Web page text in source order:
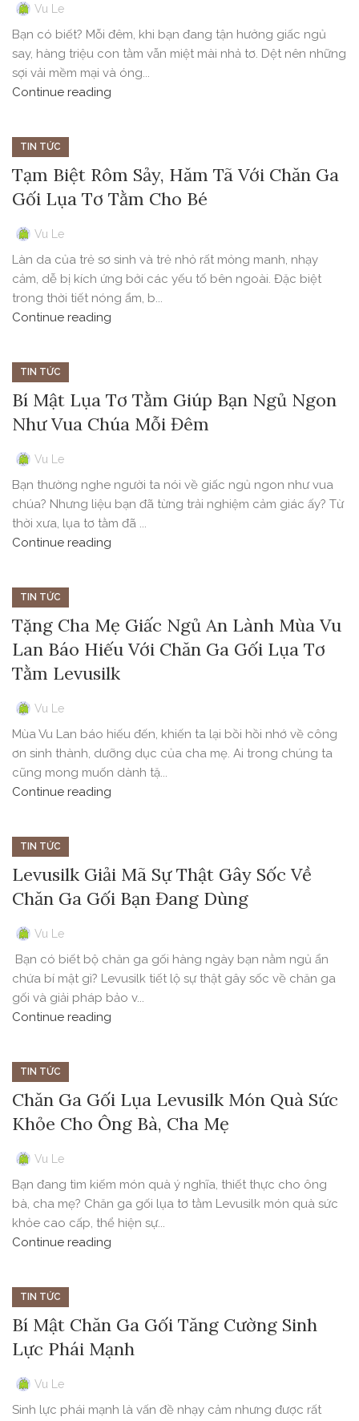
Vu Le
Bạn có biết? Mỗi đêm, khi bạn đang tận hưởng giấc ngủ
say, hàng triệu con tằm vẫn miệt mài nhả tơ. Dệt nên những
sợi vải mềm mại và óng...
Continue reading
TIN TỨC
Tạm Biệt Rôm Sảy, Hăm Tã Với Chăn Ga
Gối Lụa Tơ Tằm Cho Bé
Vu Le
Làn da của trẻ sơ sinh và trẻ nhỏ rất mỏng manh, nhạy
cảm, dễ bị kích ứng bởi các yếu tố bên ngoài. Đặc biệt
trong thời tiết nóng ẩm, b...
Continue reading
TIN TỨC
Bí Mật Lụa Tơ Tằm Giúp Bạn Ngủ Ngon
Như Vua Chúa Mỗi Đêm
Vu Le
Bạn thường nghe người ta nói về giấc ngủ ngon như vua
chúa? Nhưng liệu bạn đã từng trải nghiệm cảm giác ấy? Từ
thời xưa, lụa tơ tằm đã ...
Continue reading
TIN TỨC
Tặng Cha Mẹ Giấc Ngủ An Lành Mùa Vu
Lan Báo Hiếu Với Chăn Ga Gối Lụa Tơ
Tằm Levusilk
Vu Le
Mùa Vu Lan báo hiếu đến, khiến ta lại bồi hồi nhớ về công
ơn sinh thành, dưỡng dục của cha mẹ. Ai trong chúng ta
cũng mong muốn dành tặ...
Continue reading
TIN TỨC
Levusilk Giải Mã Sự Thật Gây Sốc Về
Chăn Ga Gối Bạn Đang Dùng
Vu Le
Bạn có biết bộ chăn ga gối hàng ngày bạn nằm ngủ ẩn
chứa bí mật gì? Levusilk tiết lộ sự thật gây sốc về chăn ga
gối và giải pháp bảo v...
Continue reading
TIN TỨC
Chăn Ga Gối Lụa Levusilk Món Quà Sức
Khỏe Cho Ông Bà, Cha Mẹ
Vu Le
Bạn đang tìm kiếm món quà ý nghĩa, thiết thực cho ông
bà, cha mẹ? Chăn ga gối lụa tơ tằm Levusilk món quà sức
khỏe cao cấp, thể hiện sự...
Continue reading
TIN TỨC
Bí Mật Chăn Ga Gối Tăng Cường Sinh
Lực Phái Mạnh
Vu Le
Sinh lực phái mạnh là vấn đề nhạy cảm nhưng được rất